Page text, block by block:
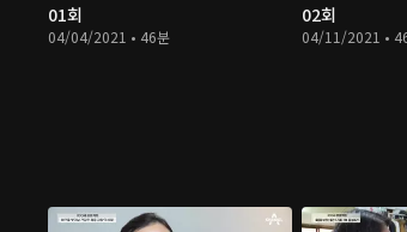
01회
04/04/2021 • 46분
02회
04/11/2021 •